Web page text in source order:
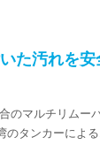
た汚れを安
のマルチリムー
のタンカーによ